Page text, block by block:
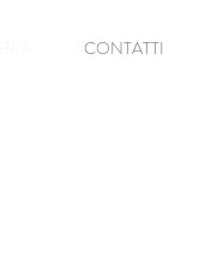
CONTATTI